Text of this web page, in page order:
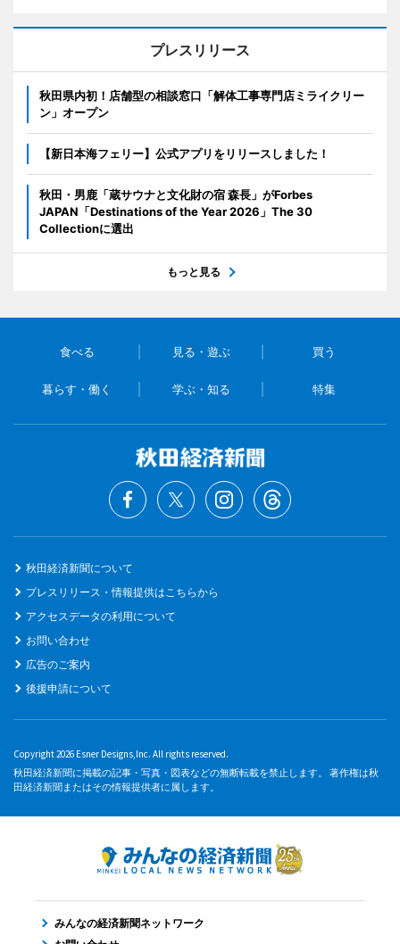
プレスリリース
秋田県内初！店舗型の相談窓口「解体工事専門店ミライクリー
ン」オープン
【新日本海フェリー】公式アプリをリリースしました！
秋田・男鹿「蔵サウナと文化財の宿 森長」がForbes
JAPAN「Destinations of the Year 2026」The 30
Collectionに選出
もっと見る
食べる 見る・遊ぶ 買う
暮らす・働く 学ぶ・知る 特集
秋田経済新聞について
プレスリリース・情報提供はこちらから
アクセスデータの利用について
お問い合わせ
広告のご案内
後援申請について
Copyright 2026 Esner Designs,Inc. All rights reserved.
秋田経済新聞に掲載の記事・写真・図表などの無断転載を禁止します。 著作権は秋
田経済新聞またはその情報提供者に属します。
みんなの経済新聞ネットワーク